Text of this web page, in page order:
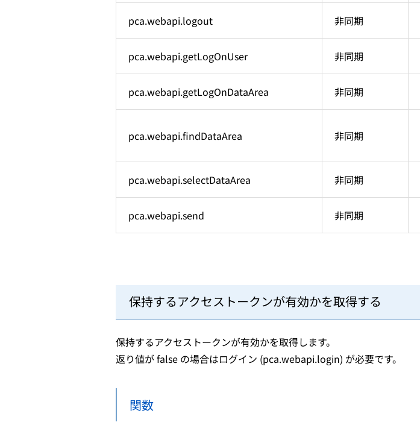
pca.webapi.logout 非同期
pca.webapi.getLogOnUser 非同期
pca.webapi.getLogOnDataArea 非同期
pca.webapi.findDataArea 非同期
pca.webapi.selectDataArea 非同期
pca.webapi.send 非同期
保持するアクセストークンが有効かを取得する
保持するアクセストークンが有効かを取得します。
返り値が false の場合はログイン (pca.webapi.login) が必要です。
関数